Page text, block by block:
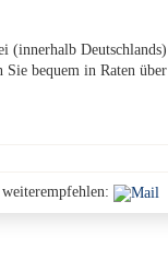
(innerhalb Deutschlands)
Sie bequem in Raten über
weiterempfehlen: